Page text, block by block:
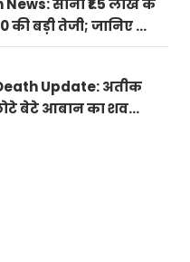
सोना ₹1.5 लाख के
की बड़ी तेजी; जानिए क्यों
Update: अतीक
बेटे आबान का शव